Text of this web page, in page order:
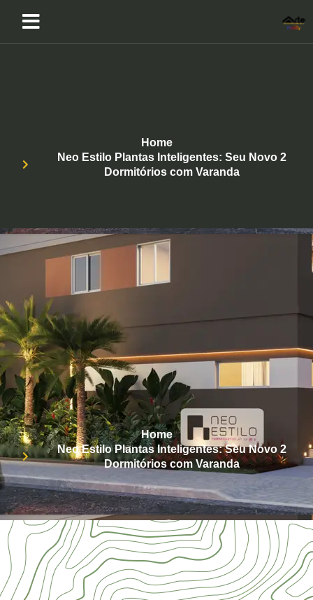
Home
Neo Estilo Plantas Inteligentes: Seu Novo 2
Dormitórios com Varanda
Home
Neo Estilo Plantas Inteligentes: Seu Novo 2
Dormitórios com Varanda